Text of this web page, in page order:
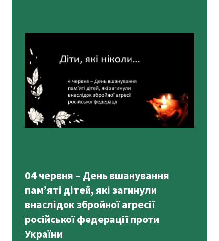
04 червня – День вшанування
пам’яті дітей, які загинули
внаслідок збройної агресії
російської федерації проти
України